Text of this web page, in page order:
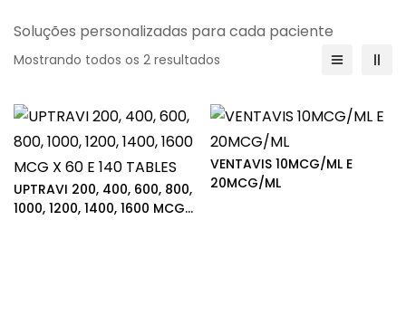
Soluções personalizadas para cada paciente
Mostrando todos os 2 resultados
UPTRAVI 200, 400, 600, 800,
1000, 1200, 1400, 1600 MCG
VENTAVIS 10MCG/ML E
20MCG/ML